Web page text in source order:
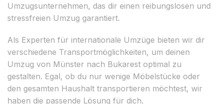
Umzugsunternehmen, das dir einen reibungslosen und
stressfreien Umzug garantiert.
Als Experten für internationale Umzüge bieten wir dir
verschiedene Transportmöglichkeiten, um deinen
Umzug von Münster nach Bukarest optimal zu
gestalten. Egal, ob du nur wenige Möbelstücke oder
den gesamten Haushalt transportieren möchtest, wir
haben die passende Lösung für dich.